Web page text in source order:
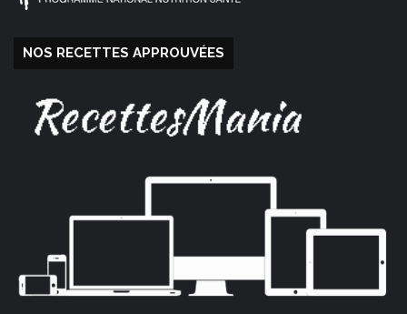
NOS RECETTES APPROUVÉES